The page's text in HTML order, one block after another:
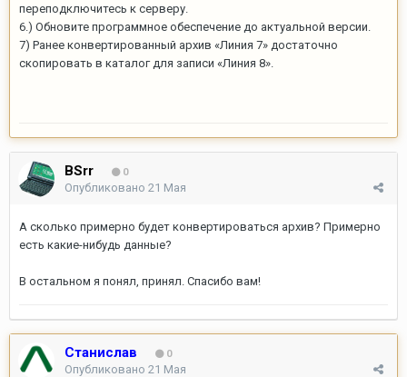
переподключитесь к серверу.
6.) Обновите программное обеспечение до актуальной версии.
7) Ранее конвертированный архив «Линия 7» достаточно
скопировать в каталог для записи «Линия 8».
BSrr 0
Опубликовано 21 Мая
А сколько примерно будет конвертироваться архив? Примерно
есть какие-нибудь данные?
В остальном я понял, принял. Спасибо вам!
Станислав 0
Опубликовано 21 Мая